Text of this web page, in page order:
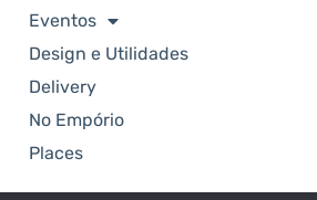
Eventos
Design e Utilidades
Delivery
No Empório
Places